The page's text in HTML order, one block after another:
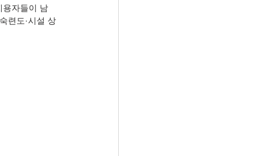
용자들이 남
련도·시설 상